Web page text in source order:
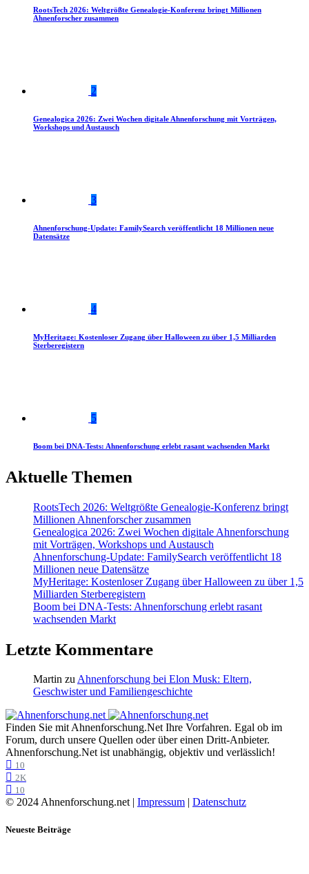
RootsTech 2026: Weltgrößte Genealogie-Konferenz bringt Millionen
Ahnenforscher zusammen
2
Genealogica 2026: Zwei Wochen digitale Ahnenforschung mit Vorträgen,
Workshops und Austausch
3
Ahnenforschung-Update: FamilySearch veröffentlicht 18 Millionen neue
Datensätze
4
MyHeritage: Kostenloser Zugang über Halloween zu über 1,5 Milliarden
Sterberegistern
5
Boom bei DNA-Tests: Ahnenforschung erlebt rasant wachsenden Markt
Aktuelle Themen
RootsTech 2026: Weltgrößte Genealogie-Konferenz bringt
Millionen Ahnenforscher zusammen
Genealogica 2026: Zwei Wochen digitale Ahnenforschung
mit Vorträgen, Workshops und Austausch
Ahnenforschung-Update: FamilySearch veröffentlicht 18
Millionen neue Datensätze
MyHeritage: Kostenloser Zugang über Halloween zu über 1,5
Milliarden Sterberegistern
Boom bei DNA-Tests: Ahnenforschung erlebt rasant
wachsenden Markt
Letzte Kommentare
Martin zu Ahnenforschung bei Elon Musk: Eltern,
Geschwister und Familiengeschichte
Finden Sie mit Ahnenforschung.Net Ihre Vorfahren. Egal ob im
Forum, durch unsere Quellen oder über einen Dritt-Anbieter.
Ahnenforschung.Net ist unabhängig, objektiv und verlässlich!
10
2K
10
© 2024 Ahnenforschung.net | Impressum | Datenschutz
Neueste Beiträge